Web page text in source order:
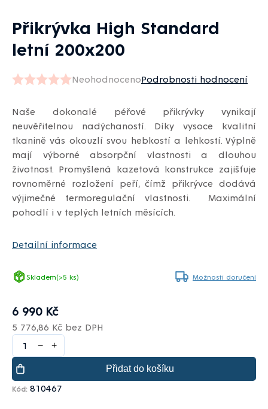
Přikrývka High Standard
letní 200x200
Průměrné
produktu
je
0,0
z
5
hvězdiček.
NeohodnocenoPodrobnosti hodnocení
Skladem(>5 ks) Možnosti doručení
Naše dokonalé péřové přikrývky vynikají
neuvěřitelnou nadýchaností. Díky vysoce kvalitní
tkanině vás okouzlí svou hebkostí a lehkostí. Výplně
mají výborné absorpční vlastnosti a dlouhou
životnost. Promyšlená kazetová konstrukce zajišťuje
rovnoměrné rozložení peří, čímž přikrývce dodává
výjimečné termoregulační vlastnosti. Maximální
pohodlí i v teplých letních měsících.
Detailní informace
Kód: 810467
6 990 Kč
5 776,86 Kč bez DPH
+
−
Přidat do košíku